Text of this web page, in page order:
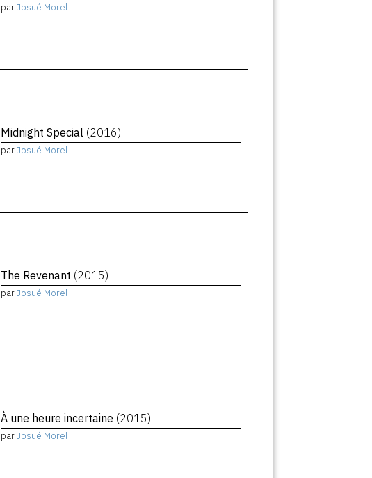
parJosué Morel
Midnight Special (2016)
parJosué Morel
The Revenant (2015)
parJosué Morel
À une heure incertaine (2015)
parJosué Morel